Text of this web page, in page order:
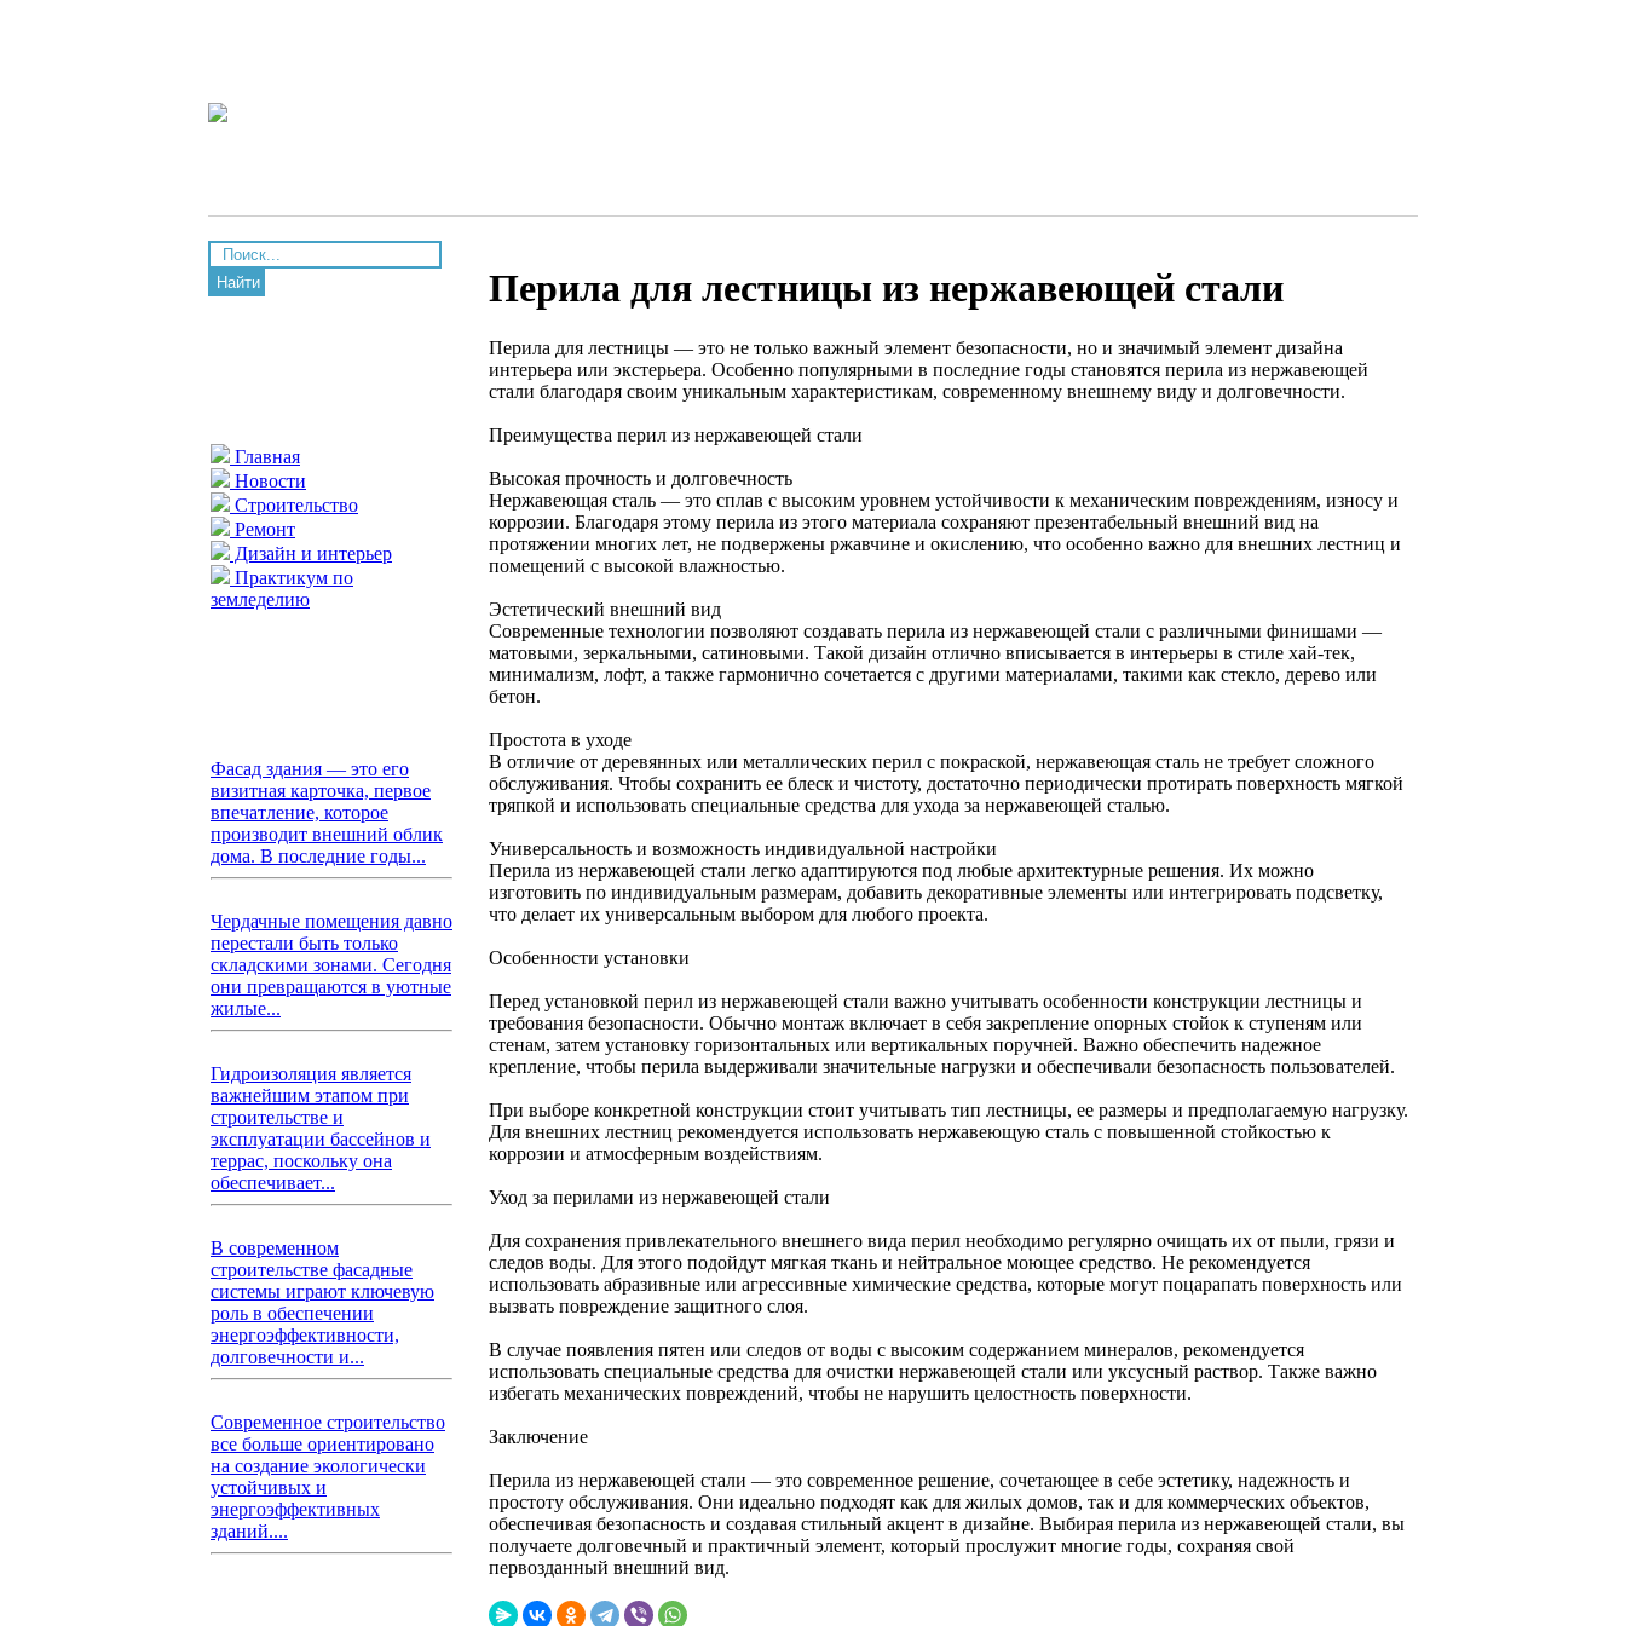
Найти
Главная
Новости
Строительство
Ремонт
Дизайн и интерьер
Практикум по
земледелию
Фасад здания — это его
визитная карточка, первое
впечатление, которое
производит внешний облик
дома. В последние годы...
Чердачные помещения давно
перестали быть только
складскими зонами. Сегодня
они превращаются в уютные
жилые...
Гидроизоляция является
важнейшим этапом при
строительстве и
эксплуатации бассейнов и
террас, поскольку она
обеспечивает...
В современном
строительстве фасадные
системы играют ключевую
роль в обеспечении
энергоэффективности,
долговечности и...
Современное строительство
все больше ориентировано
на создание экологически
устойчивых и
энергоэффективных
зданий....
Перила для лестницы из нержавеющей стали
Перила для лестницы — это не только важный элемент безопасности, но и значимый элемент дизайна
интерьера или экстерьера. Особенно популярными в последние годы становятся перила из нержавеющей
стали благодаря своим уникальным характеристикам, современному внешнему виду и долговечности.
Преимущества перил из нержавеющей стали
Высокая прочность и долговечность
Нержавеющая сталь — это сплав с высоким уровнем устойчивости к механическим повреждениям, износу и
коррозии. Благодаря этому перила из этого материала сохраняют презентабельный внешний вид на
протяжении многих лет, не подвержены ржавчине и окислению, что особенно важно для внешних лестниц и
помещений с высокой влажностью.
Эстетический внешний вид
Современные технологии позволяют создавать перила из нержавеющей стали с различными финишами —
матовыми, зеркальными, сатиновыми. Такой дизайн отлично вписывается в интерьеры в стиле хай-тек,
минимализм, лофт, а также гармонично сочетается с другими материалами, такими как стекло, дерево или
бетон.
Простота в уходе
В отличие от деревянных или металлических перил с покраской, нержавеющая сталь не требует сложного
обслуживания. Чтобы сохранить ее блеск и чистоту, достаточно периодически протирать поверхность мягкой
тряпкой и использовать специальные средства для ухода за нержавеющей сталью.
Универсальность и возможность индивидуальной настройки
Перила из нержавеющей стали легко адаптируются под любые архитектурные решения. Их можно
изготовить по индивидуальным размерам, добавить декоративные элементы или интегрировать подсветку,
что делает их универсальным выбором для любого проекта.
Особенности установки
Перед установкой перил из нержавеющей стали важно учитывать особенности конструкции лестницы и
требования безопасности. Обычно монтаж включает в себя закрепление опорных стойок к ступеням или
стенам, затем установку горизонтальных или вертикальных поручней. Важно обеспечить надежное
крепление, чтобы перила выдерживали значительные нагрузки и обеспечивали безопасность пользователей.
При выборе конкретной конструкции стоит учитывать тип лестницы, ее размеры и предполагаемую нагрузку.
Для внешних лестниц рекомендуется использовать нержавеющую сталь с повышенной стойкостью к
коррозии и атмосферным воздействиям.
Уход за перилами из нержавеющей стали
Для сохранения привлекательного внешнего вида перил необходимо регулярно очищать их от пыли, грязи и
следов воды. Для этого подойдут мягкая ткань и нейтральное моющее средство. Не рекомендуется
использовать абразивные или агрессивные химические средства, которые могут поцарапать поверхность или
вызвать повреждение защитного слоя.
В случае появления пятен или следов от воды с высоким содержанием минералов, рекомендуется
использовать специальные средства для очистки нержавеющей стали или уксусный раствор. Также важно
избегать механических повреждений, чтобы не нарушить целостность поверхности.
Заключение
Перила из нержавеющей стали — это современное решение, сочетающее в себе эстетику, надежность и
простоту обслуживания. Они идеально подходят как для жилых домов, так и для коммерческих объектов,
обеспечивая безопасность и создавая стильный акцент в дизайне. Выбирая перила из нержавеющей стали, вы
получаете долговечный и практичный элемент, который прослужит многие годы, сохраняя свой
первозданный внешний вид.